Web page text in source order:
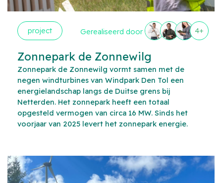
project Gerealiseerd door 4+
Zonnepark de Zonnewilg
Zonnepark de Zonnewilg vormt samen met de
negen windturbines van Windpark Den Tol een
energielandschap langs de Duitse grens bij
Netterden. Het zonnepark heeft een totaal
opgesteld vermogen van circa 16 MW. Sinds het
voorjaar van 2025 levert het zonnepark energie.